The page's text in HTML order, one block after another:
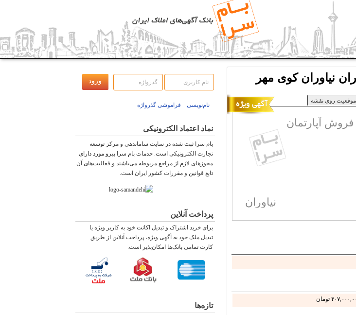
نام‌نویسی فراموشی گذرواژه
نماد اعتماد الکترونیکی
بام سرا ثبت شده در سایت ساماندهی و مرکز توسعه
تجارت الکترونیکی است. خدمات بام سرا پیرو مورد دارای
مجوزهای لازم از مراجع مربوطه می‌باشند و فعاليت‌های آن
تابع قوانين و مقررات کشور ايران است.
پرداخت آنلاین
برای خرید اشتراک و تبدیل اکانت خود به کاربر ویژه یا
تبدیل ملک خود به آگهی ویژه، پرداخت آنلاین از طریق
کارت تمامی بانک‌ها امکان‌پذیر است.
تازه‌ها
موقعیت روی نقشه
فروش آپارتمان
نیاوران
تومان